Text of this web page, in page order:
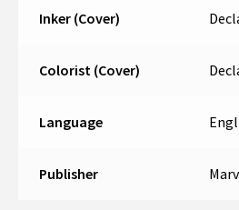
Inker (Cover)
Colorist (Cover)
Language
Publisher